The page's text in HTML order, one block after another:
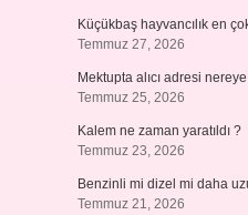
Küçükbaş hayvancılık en
Temmuz 27, 2026
Mektupta alıcı adresi nereye
Temmuz 25, 2026
Kalem ne zaman yaratıldı ?
Temmuz 23, 2026
Benzinli mi dizel mi daha
Temmuz 21, 2026